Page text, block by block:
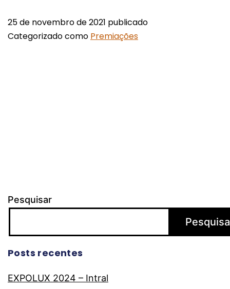
25 de novembro de 2021 publicado
Categorizado como Premiações
Pesquisar
Posts recentes
EXPOLUX 2024 – Intral